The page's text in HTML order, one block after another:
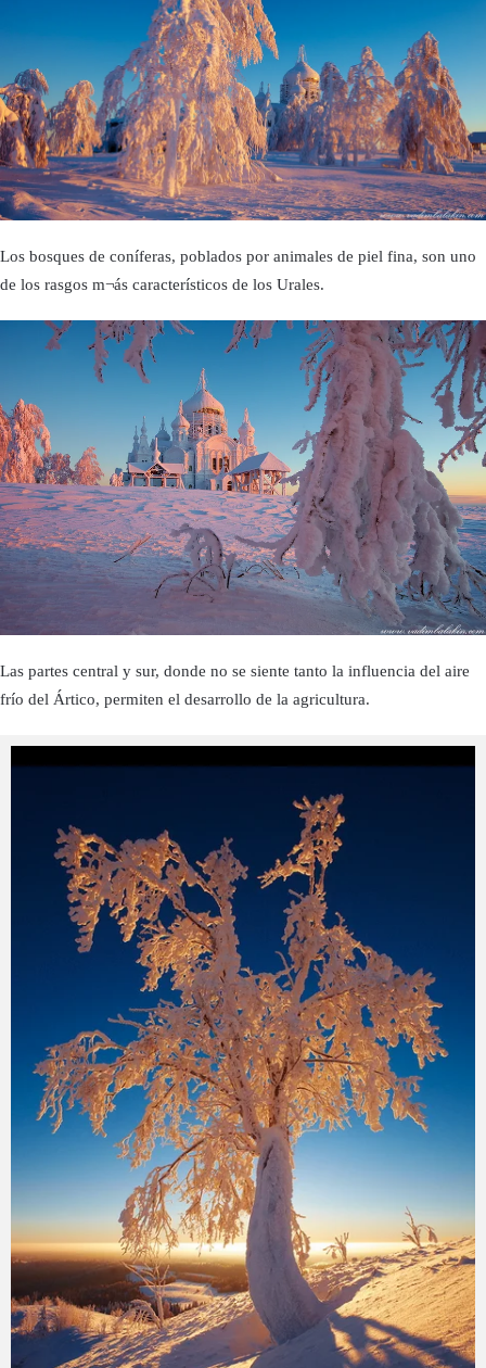
Los bosques de coníferas, poblados por animales de piel fina, son uno
de los rasgos m¬ás característicos de los Urales.
Las partes central y sur, donde no se siente tanto la influencia del aire
frío del Ártico, permiten el desarrollo de la agricultura.